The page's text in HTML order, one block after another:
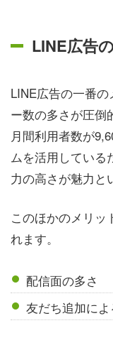
LINE広告
LINE広告の一番
ー数の多さが圧倒
月間利用者数が
ムを活用してい
力の高さが魅力と
このほかのメリッ
れます。
配信面の多さ
友だち追加によ